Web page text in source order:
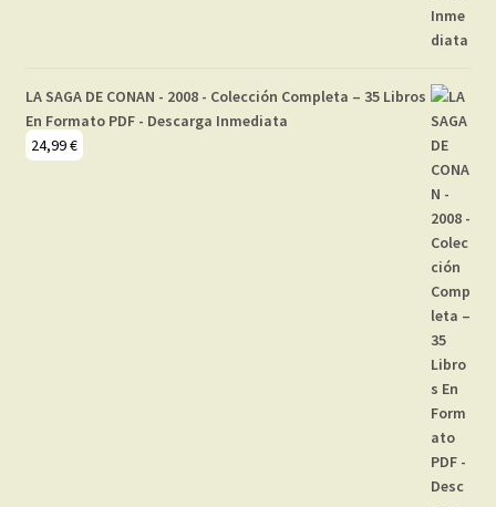
LA SAGA DE CONAN - 2008 - Colección Completa – 35 Libros
En Formato PDF - Descarga Inmediata
24,99€